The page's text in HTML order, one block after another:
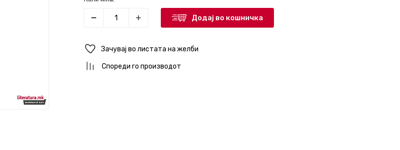
Додај во кошничка
Зачувај во листата на желби
Спореди го производот